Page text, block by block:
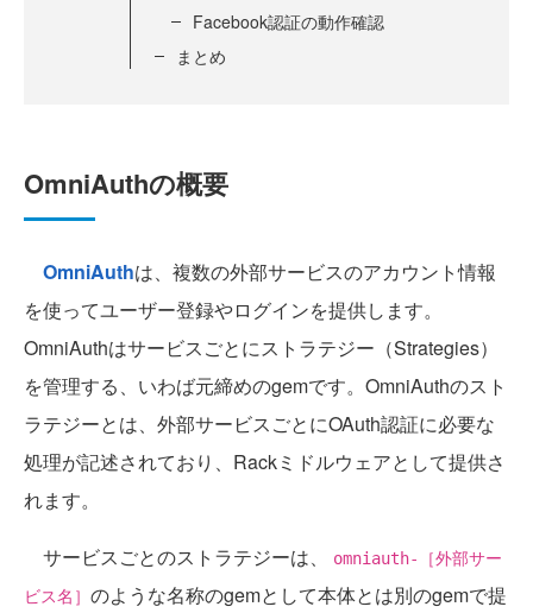
Facebook認証の動作確認
まとめ
OmniAuthの概要
OmniAuthは、複数の外部サービスのアカウント情報
を使ってユーザー登録やログインを提供します。
OmniAuthはサービスごとにストラテジー（Strategies）
を管理する、いわば元締めのgemです。OmniAuthのスト
ラテジーとは、外部サービスごとにOAuth認証に必要な
処理が記述されており、Rackミドルウェアとして提供さ
れます。
サービスごとのストラテジーは、
omniauth-［外部サー
ビス名］ のような名称のgemとして本体とは別のgemで提